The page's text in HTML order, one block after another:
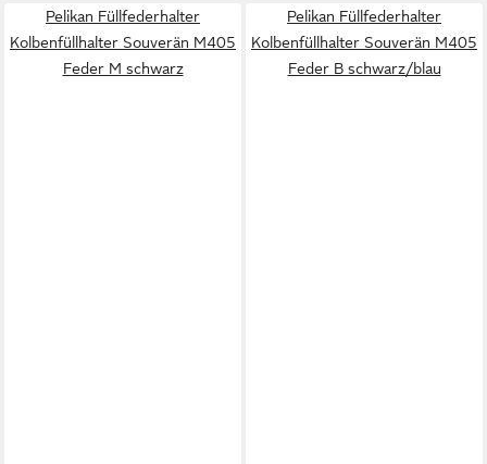
Pelikan Füllfederhalter
Kolbenfüllhalter Souverän M405
Feder M schwarz
Pelikan Füllfederhalter
Kolbenfüllhalter Souverän M405
Feder B schwarz/blau